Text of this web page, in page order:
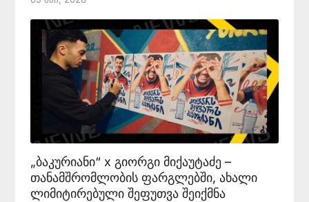
„ბაკურიანი“ x გიორგი მიქაუტაძე –
თანამშრომლობის ფარგლებში, ახალი
ლიმიტირებული შეფუთვა შეიქმნა